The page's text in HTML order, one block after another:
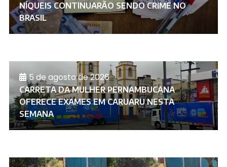
NÍQUEIS CONTINUARÃO SENDO CRIME NO
BRASIL
5 de agosto de 2026
CARRETA DA MULHER PERNAMBUCANA
OFERECE EXAMES EM CARUARU NESTA
SEMANA